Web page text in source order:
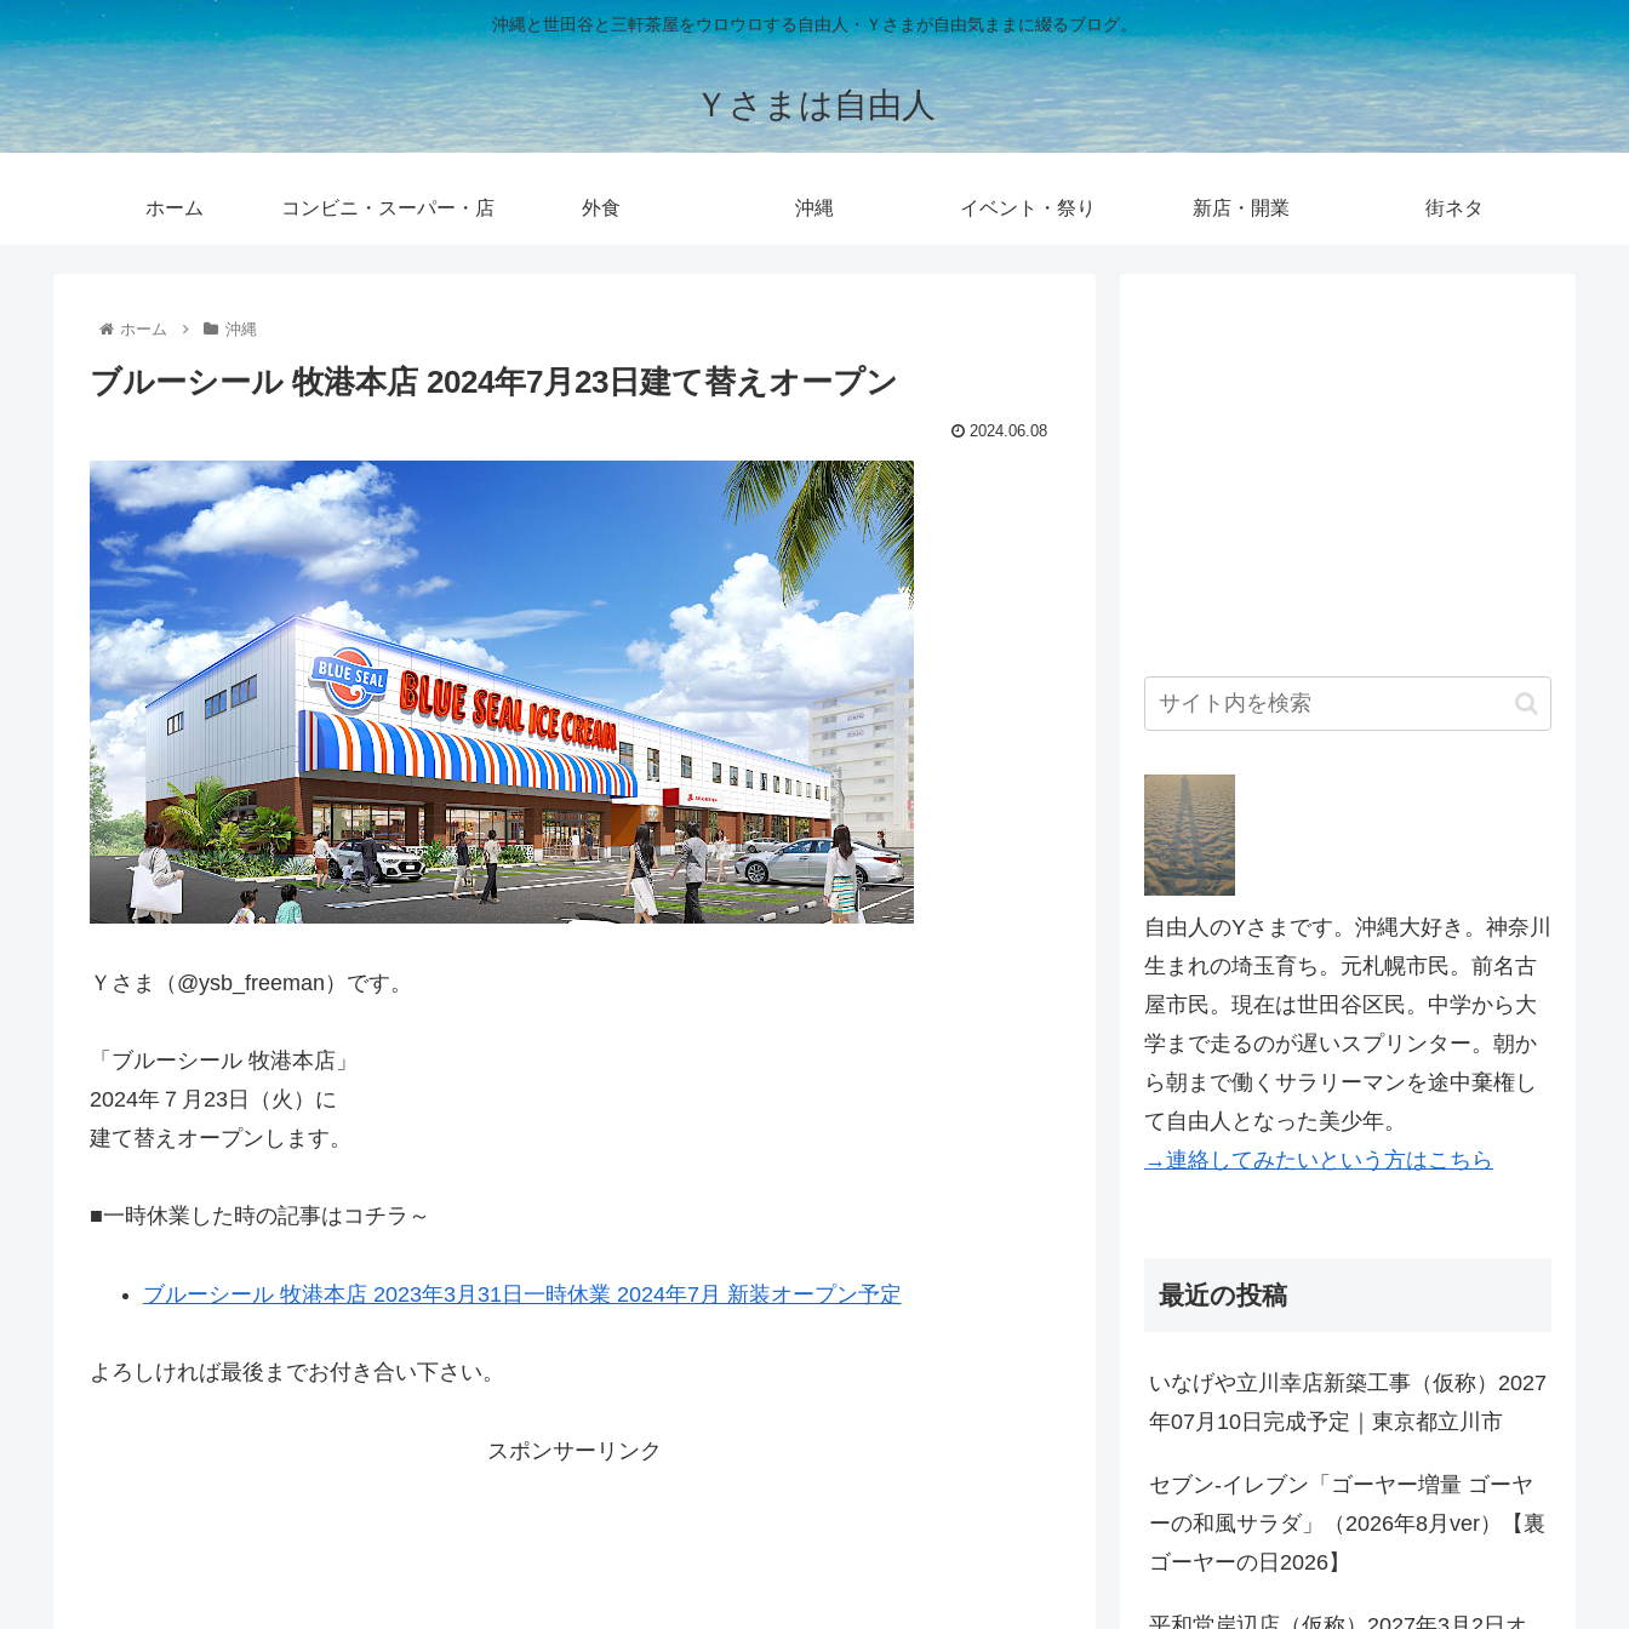
沖縄と世田谷と三軒茶屋をウロウロする自由人・Ｙさまが自由気ままに綴るブログ。
Ｙさまは自由人
ホーム コンビニ・スーパー・店 外食 沖縄 イベント・祭り 新店・開業 街ネタ
ホーム 沖縄
ブルーシール 牧港本店 2024年7月23日建て替えオープン
2024.06.08
Ｙさま（@ysb_freeman）です。
「ブルーシール 牧港本店」
2024年７月23日（火）に
建て替えオープンします。
■一時休業した時の記事はコチラ～
ブルーシール 牧港本店 2023年3月31日一時休業 2024年7月 新装オープン予定
よろしければ最後までお付き合い下さい。
スポンサーリンク
自由人のYさまです。沖縄大好き。神奈川
生まれの埼玉育ち。元札幌市民。前名古
屋市民。現在は世田谷区民。中学から大
学まで走るのが遅いスプリンター。朝か
ら朝まで働くサラリーマンを途中棄権し
て自由人となった美少年。
→連絡してみたいという方はこちら
最近の投稿
いなげや立川幸店新築工事（仮称）2027
年07月10日完成予定｜東京都立川市
セブン-イレブン「ゴーヤー増量 ゴーヤ
ーの和風サラダ」（2026年8月ver）【裏
ゴーヤーの日2026】